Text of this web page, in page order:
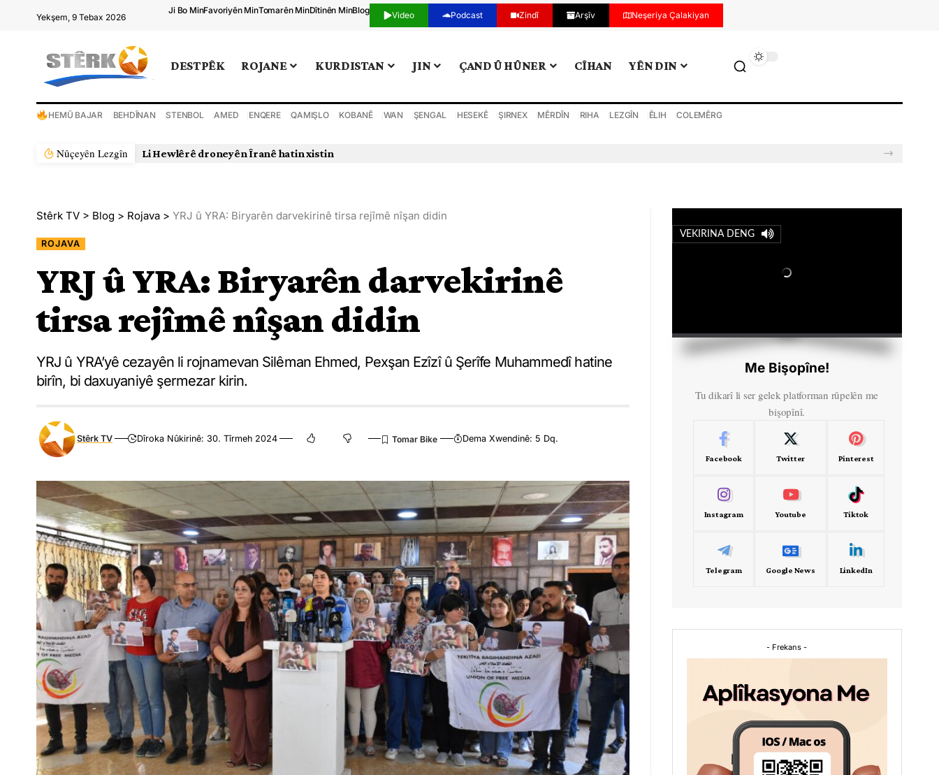
Yekşem, 9 Tebax 2026
Ji Bo MinFavoriyên MinTomarên MinDîtinên MinBlog Video Podcast Zindî Arşîv Neşeriya Çalakiyan
DESTPÊK ROJANE KURDISTAN JIN ÇAND Û HÛNER CÎHAN YÊN DIN
HEMÛ BAJAR BEHDÎNAN STENBOL AMED ENQERE QAMIŞLO KOBANÊ WAN ŞENGAL HESEKÊ ŞIRNEX MÊRDÎN RIHA LEZGÎN ÊLIH COLEMÊRG
Nûçeyên Lezgîn Rejîma Îranê xwepêşanderek din bi darve kir
Stêrk TV > Blog > Rojava > YRJ û YRA: Biryarên darvekirinê tirsa rejîmê nîşan didin
ROJAVA
YRJ û YRA: Biryarên darvekirinê
tirsa rejîmê nîşan didin
YRJ û YRA’yê cezayên li rojnamevan Silêman Ehmed, Pexşan Ezîzî û Şerîfe Muhammedî hatine
birîn, bi daxuyaniyê şermezar kirin.
Stêrk TV Dîroka Nûkirinê: 30. Tîrmeh 2024 Dema Xwendinê: 5 Dq.
VEKIRINA DENG
Me Bişopîne!
Tu dikarî li ser gelek platforman rûpelên me
bişopînî.
Facebook Twitter Pinterest
Instagram Youtube Tiktok
Telegram Google News LinkedIn
- Frekans -